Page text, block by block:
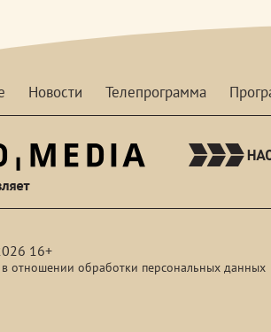
Новости Телепрограмма
16+
отношении обработки персональных данных